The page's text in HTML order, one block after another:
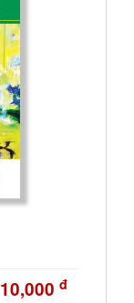
10,000 đ